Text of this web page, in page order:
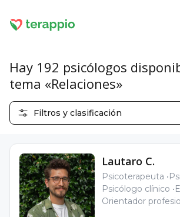
Iniciar sesión como psicólogo
Servicios
Blog
Foro
Para los psicólogos
Sobre terappio
Preguntas y respuestas
Hay 192 psicólogos
tema «Relaciones»
Filtros y clasificación
Lautaro C.
Psicoterapeuta
Psicólogo clínico
Orientador